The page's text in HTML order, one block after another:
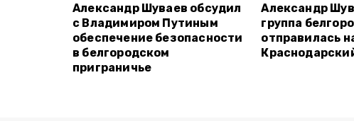
Александр Шуваев обсудил
с Владимиром Путиным
обеспечение безопасности
в белгородском
приграничье
Александр
группа
отправилась